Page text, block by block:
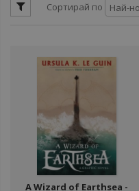
Сортирай по
A Wizard of Earthsea -